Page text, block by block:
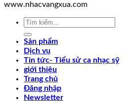
www.nhacvangxua.com
Tìm
Sản phẩm
Dịch vụ
Tin tức- Tiểu sử ca nhạc sỹ
giới thiệu
Trang chủ
Đăng nhập
Newsletter